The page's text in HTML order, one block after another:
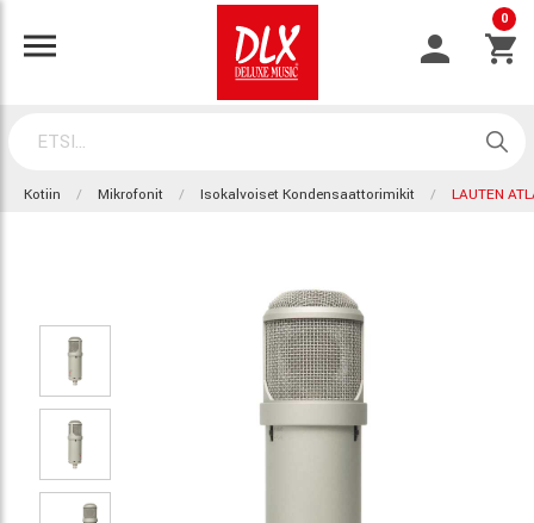
0
Kotiin Mikrofonit Isokalvoiset Kondensaattorimikit LAUTEN